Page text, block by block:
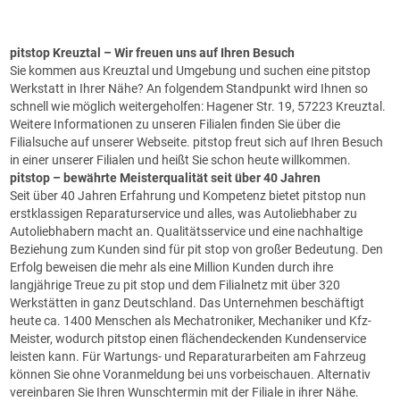
pitstop Kreuztal – Wir freuen uns auf Ihren Besuch
Sie kommen aus Kreuztal und Umgebung und suchen eine pitstop
Werkstatt in Ihrer Nähe? An folgendem Standpunkt wird Ihnen so
schnell wie möglich weitergeholfen: Hagener Str. 19, 57223 Kreuztal.
Weitere Informationen zu unseren Filialen finden Sie über die
Filialsuche auf unserer Webseite. pitstop freut sich auf Ihren Besuch
in einer unserer Filialen und heißt Sie schon heute willkommen.
pitstop – bewährte Meisterqualität seit über 40 Jahren
Seit über 40 Jahren Erfahrung und Kompetenz bietet pitstop nun
erstklassigen Reparaturservice und alles, was Autoliebhaber zu
Autoliebhabern macht an. Qualitätsservice und eine nachhaltige
Beziehung zum Kunden sind für pit stop von großer Bedeutung. Den
Erfolg beweisen die mehr als eine Million Kunden durch ihre
langjährige Treue zu pit stop und dem Filialnetz mit über 320
Werkstätten in ganz Deutschland. Das Unternehmen beschäftigt
heute ca. 1400 Menschen als Mechatroniker, Mechaniker und Kfz-
Meister, wodurch pitstop einen flächendeckenden Kundenservice
leisten kann. Für Wartungs- und Reparaturarbeiten am Fahrzeug
können Sie ohne Voranmeldung bei uns vorbeischauen. Alternativ
vereinbaren Sie Ihren Wunschtermin mit der Filiale in ihrer Nähe.